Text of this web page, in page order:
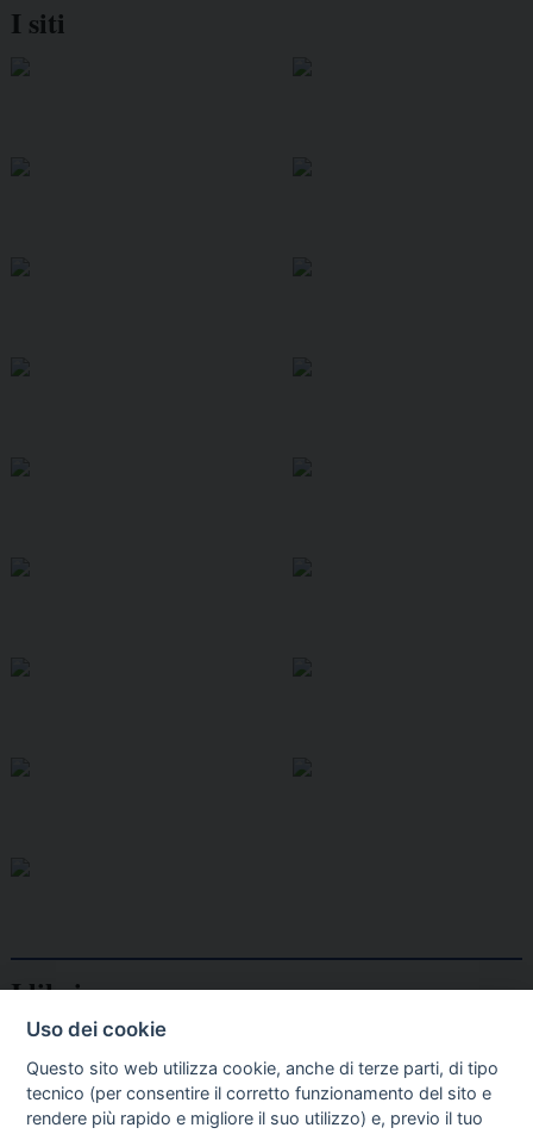
I siti
I libri Vedi tutti
Uso dei cookie
Questo sito web utilizza cookie, anche di terze parti, di tipo
tecnico (per consentire il corretto funzionamento del sito e
rendere più rapido e migliore il suo utilizzo) e, previo il tuo